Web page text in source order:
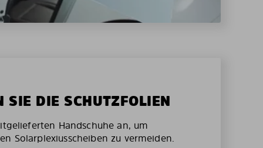
SIE DIE SCHUTZFOLIEN
Handschuhe an, um
Solarplexiusscheiben zu vermeiden.